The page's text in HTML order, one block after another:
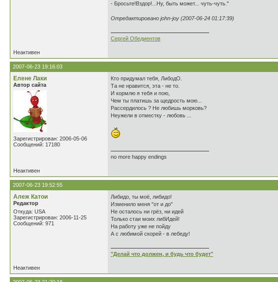
- Бросьте!Вздор!...Ну, быть может... чуть-чуть."
Отредактировано john-joy (2007-06-24 01:17:39)
Сергей Обедиентов
Неактивен
2007-06-23 19:16:03
Елене Лаки
Автор сайта
Зарегистрирован: 2006-05-06
Сообщений: 17180
Кто придумал тебя, ЛибодО.
Та не нравится, эта - не то.
И кормлю я тебя и пою,
Чем ты платишь за щедрость мою...
Рассердилось ? Не любишь морковь?
Неужели в отместку - любовь ...
no more happy endings
Неактивен
2007-06-23 19:52:55
Алеж Катои
Редактор
Откуда: USA
Зарегистрирован: 2006-11-25
Сообщений: 971
Либидо, ты моё, либидо!
Изменило меня "от и до"
Не осталось ни грёз, ни идей
Только стаи моих либИдей!
На работу уже не пойду
А с любимой скорей - в лебеду!
"Делай что должен, и будь что будет"
Неактивен